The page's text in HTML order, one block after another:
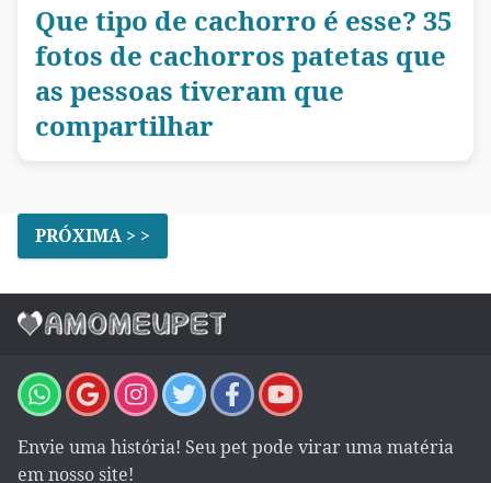
Que tipo de cachorro é esse? 35
fotos de cachorros patetas que
as pessoas tiveram que
compartilhar
PRÓXIMA > >
Envie uma história! Seu pet pode virar uma matéria
em nosso site!